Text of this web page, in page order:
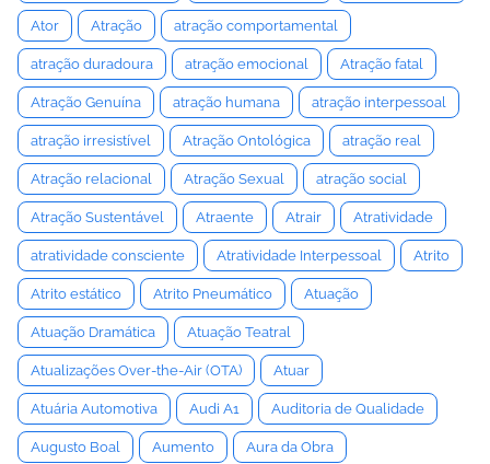
Ator Atração atração comportamental
atração duradoura atração emocional Atração fatal
Atração Genuína atração humana atração interpessoal
atração irresistível Atração Ontológica atração real
Atração relacional Atração Sexual atração social
Atração Sustentável Atraente Atrair Atratividade
atratividade consciente Atratividade Interpessoal Atrito
Atrito estático Atrito Pneumático Atuação
Atuação Dramática Atuação Teatral
Atualizações Over-the-Air (OTA) Atuar
Atuária Automotiva Audi A1 Auditoria de Qualidade
Augusto Boal Aumento Aura da Obra